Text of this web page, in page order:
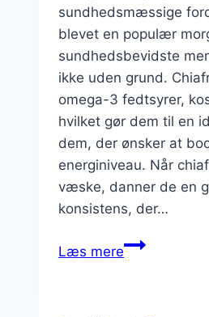
sundhedsmæssige
blevet en populær
sundhedsbevidste
ikke uden grund.
omega-3 fedtsyrer,
hvilket gør dem til en
dem, der ønsker at
energiniveau. Når
væske, danner de en
konsistens, der…
Læs mereChiagrød